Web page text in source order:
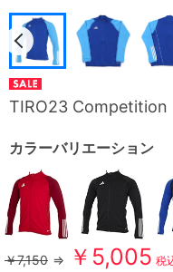
TIRO23 Competition
カラーバリエーション
￥7,150 ⇒ ￥5,005 税